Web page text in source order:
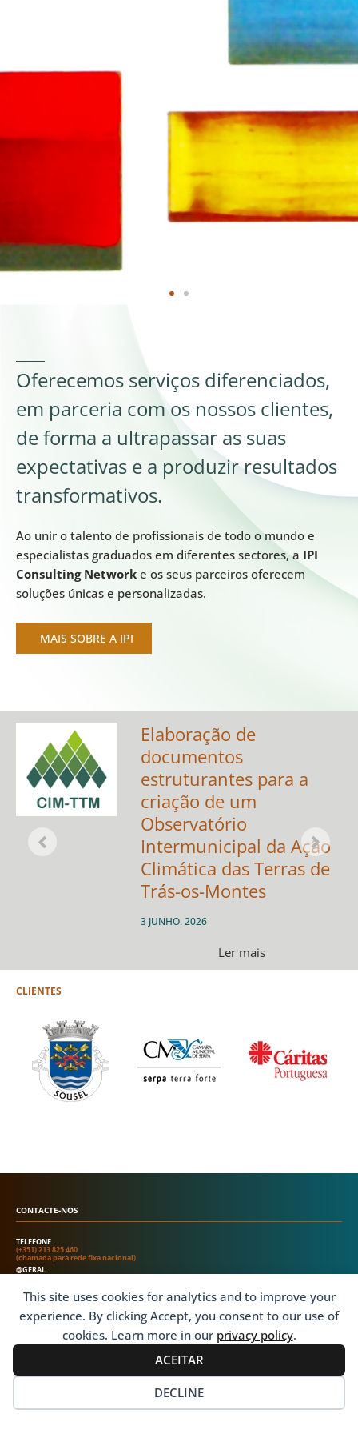
This site uses cookies for analytics and to improve your
experience. By clicking Accept, you consent to our use of
cookies. Learn more in our privacy policy.
ACEITAR
DECLINE
Oferecemos serviços diferenciados,
em parceria com os nossos clientes,
de forma a ultrapassar as suas
expectativas e a produzir resultados
transformativos.
Ao unir o talento de profissionais de todo o mundo e
especialistas graduados em diferentes sectores, a IPI
Consulting Network e os seus parceiros oferecem
soluções únicas e personalizadas.
MAIS SOBRE A IPI
Elaboração de
documentos
estruturantes para a
criação de um
Observatório
Intermunicipal da Ação
Climática das Terras de
Trás-os-Montes
3 JUNHO. 2026
Ler mais
CLIENTES
CONTACTE-NOS
TELEFONE
(+351) 213 825 460
(chamada para rede fixa nacional)
@GERAL
info@ipi.pt
VISITE-NOS
MORADA
GPS
GOOGLE LINK